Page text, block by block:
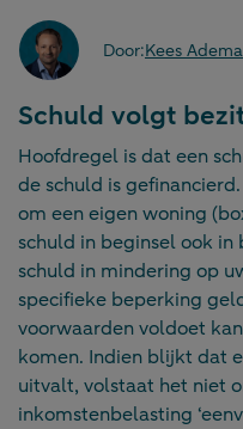
Door:Kees Adema
Schuld volgt
Hoofdregel is dat een
de schuld is
om een eigen woning
schuld in beginsel ook
schuld in mindering op
specifieke beperking
voorwaarden voldoet
komen. Indien blijkt dat
uitvalt, volstaat het niet
inkomstenbelasting